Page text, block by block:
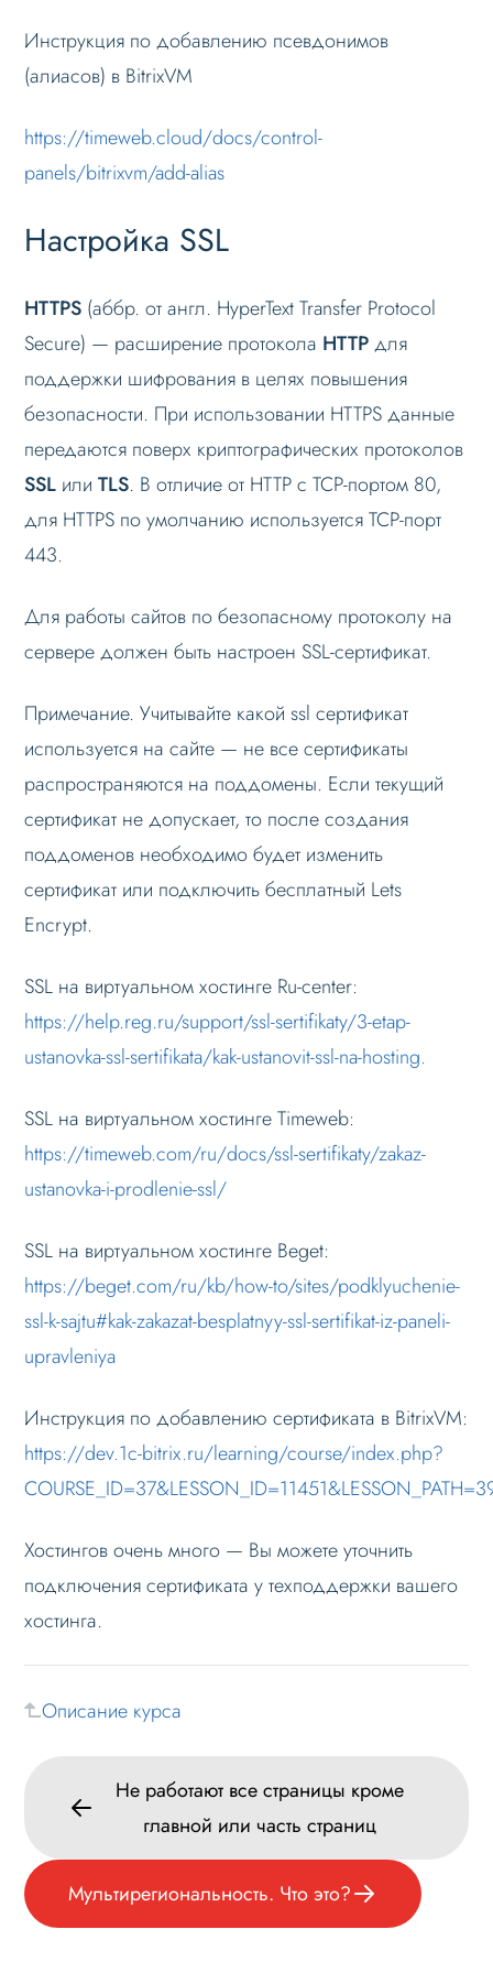
Инструкция по добавлению псевдонимов
(алиасов) в BitrixVM
https://timeweb.cloud/docs/control-
panels/bitrixvm/add-alias
Настройка SSL
HTTPS (аббр. от англ. HyperText Transfer Protocol
Secure) — расширение протокола HTTPдля
поддержки шифрования в целях повышения
безопасности. При использовании HTTPS данные
передаются поверх криптографических протоколов
SSL илиTLS. В отличие от HTTP с TCP-портом 80,
для HTTPS по умолчанию используется TCP-порт
443.
Для работы сайтов по безопасному протоколу на
сервере должен быть настроен SSL-сертификат.
Примечание. Учитывайте какой ssl сертификат
используется на сайте — не все сертификаты
распространяются на поддомены. Если текущий
сертификат не допускает, то после создания
поддоменов необходимо будет изменить
сертификат или подключить бесплатный Lets
Encrypt.
SSL на виртуальном хостинге Ru-center:
https://help.reg.ru/support/ssl-sertifikaty/3-etap-
ustanovka-ssl-sertifikata/kak-ustanovit-ssl-na-hosting.
SSL на виртуальном хостинге Timeweb:
https://timeweb.com/ru/docs/ssl-sertifikaty/zakaz-
ustanovka-i-prodlenie-ssl/
SSL на виртуальном хостинге Beget:
https://beget.com/ru/kb/how-to/sites/podklyuchenie-
ssl-k-sajtu#kak-zakazat-besplatnyy-ssl-sertifikat-iz-paneli-
upravleniya
Инструкция по добавлению сертификата в BitrixVM:
https://dev.1c-bitrix.ru/learning/course/index.php?
Хостингов очень много — Вы можете уточнить
подключения сертификата у техподдержки вашего
хостинга.
Описание курса
Не работают все страницы кроме
главной или часть страниц
Мультирегиональность. Что это?